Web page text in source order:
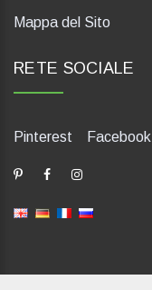
Mappa del Sito
RETE SOCIALE
Pinterest Facebook